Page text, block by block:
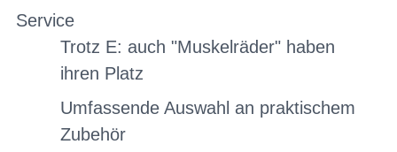
Service
Trotz E: auch "Muskelräder" haben
ihren Platz
Umfassende Auswahl an praktischem
Zubehör